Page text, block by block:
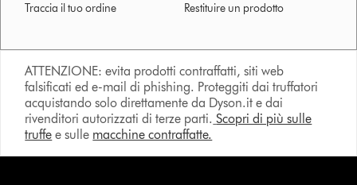
Traccia il tuo ordine Restituire un prodotto
ATTENZIONE: evita prodotti contraffatti, siti web
falsificati ed e-mail di phishing. Proteggiti dai truffatori
acquistando solo direttamente da Dyson.it e dai
rivenditori autorizzati di terze parti. Scopri di più sulle
truffe e sulle macchine contraffatte.